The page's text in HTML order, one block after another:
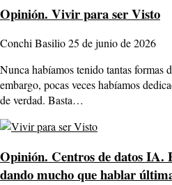
Opinión. Vivir para ser Visto
Conchi Basilio25 de junio de 2026
Nunca habíamos tenido tantas formas
embargo, pocas veces habíamos
de verdad. Basta…
Opinión. Centros de datos IA.
dando mucho que hablar